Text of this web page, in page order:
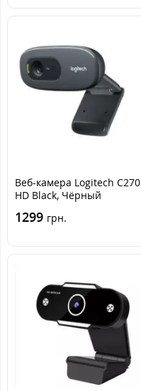
Веб-камера Logitech C270
HD Black, Чёрный
1299 грн.